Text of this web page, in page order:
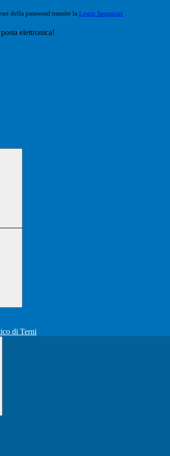
della password tramite la Login Spaggiari
elettronica!